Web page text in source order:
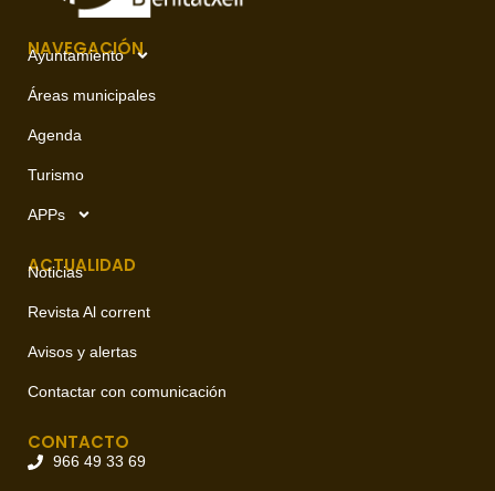
NAVEGACIÓN
Ayuntamiento
Áreas municipales
Agenda
Turismo
APPs
ACTUALIDAD
Noticias
Revista Al corrent
Avisos y alertas
Contactar con comunicación
CONTACTO
966 49 33 69